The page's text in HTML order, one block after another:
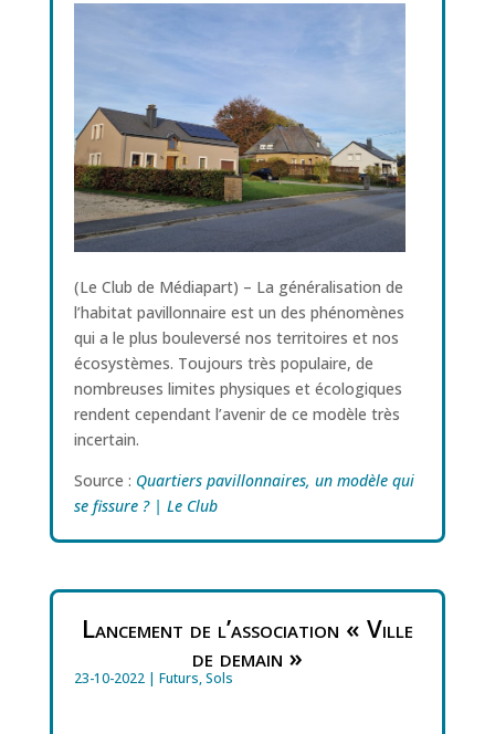
(Le Club de Médiapart) – La généralisation de
l’habitat pavillonnaire est un des phénomènes
qui a le plus bouleversé nos territoires et nos
écosystèmes. Toujours très populaire, de
nombreuses limites physiques et écologiques
rendent cependant l’avenir de ce modèle très
incertain.
Source : Quartiers pavillonnaires, un modèle qui
se fissure ? | Le Club
Lancement de l’association « Ville
de demain »
23-10-2022| Futurs,Sols